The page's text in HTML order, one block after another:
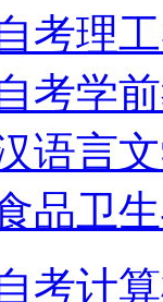
考理
考学
语言
品卫
考计